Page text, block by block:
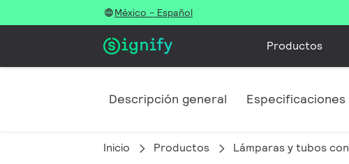
México - Español
Productos
Descripción general Especificaciones
Inicio Productos Lámparas y tubos